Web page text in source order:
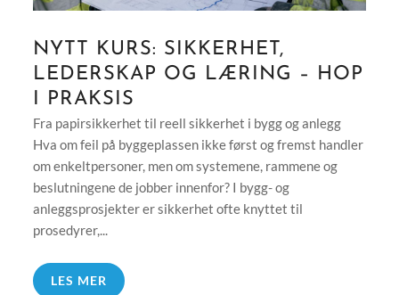
NYTT KURS: SIKKERHET,
LEDERSKAP OG LÆRING – HOP
I PRAKSIS
Fra papirsikkerhet til reell sikkerhet i bygg og anlegg
Hva om feil på byggeplassen ikke først og fremst handler
om enkeltpersoner, men om systemene, rammene og
beslutningene de jobber innenfor? I bygg- og
anleggsprosjekter er sikkerhet ofte knyttet til
prosedyrer,...
LES MER